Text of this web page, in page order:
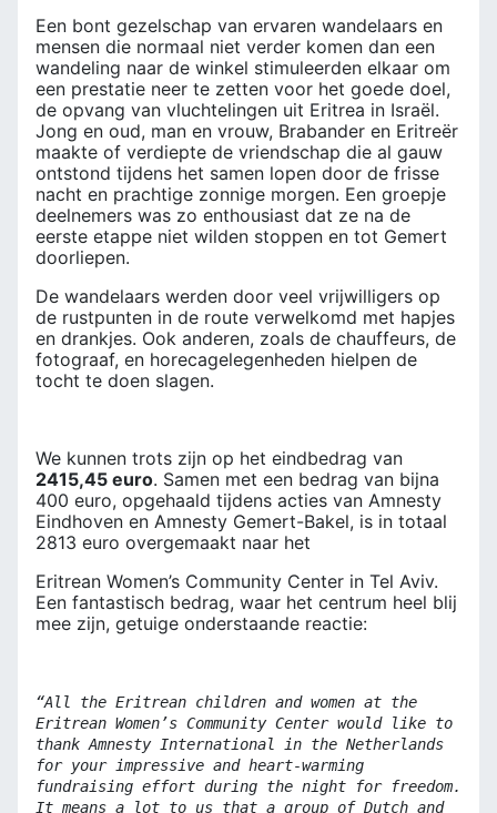
Een bont gezelschap van ervaren wandelaars en
mensen die normaal niet verder komen dan een
wandeling naar de winkel stimuleerden elkaar om
een prestatie neer te zetten voor het goede doel,
de opvang van vluchtelingen uit Eritrea in Israël.
Jong en oud, man en vrouw, Brabander en Eritreër
maakte of verdiepte de vriendschap die al gauw
ontstond tijdens het samen lopen door de frisse
nacht en prachtige zonnige morgen. Een groepje
deelnemers was zo enthousiast dat ze na de
eerste etappe niet wilden stoppen en tot Gemert
doorliepen.
De wandelaars werden door veel vrijwilligers op
de rustpunten in de route verwelkomd met hapjes
en drankjes. Ook anderen, zoals de chauffeurs, de
fotograaf, en horecagelegenheden hielpen de
tocht te doen slagen.
We kunnen trots zijn op het eindbedrag van
2415,45 euro. Samen met een bedrag van bijna
400 euro, opgehaald tijdens acties van Amnesty
Eindhoven en Amnesty Gemert-Bakel, is in totaal
2813 euro overgemaakt naar het
Eritrean Women’s Community Center in Tel Aviv.
Een fantastisch bedrag, waar het centrum heel blij
mee zijn, getuige onderstaande reactie:
“All the Eritrean children and women at the
Eritrean Women’s Community Center would like to
thank Amnesty International in the Netherlands
for your impressive and heart-warming
fundraising effort during the night for freedom.
It means a lot to us that a group of Dutch and